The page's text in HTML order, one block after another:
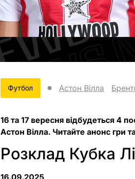
Футбол Астон Вілла
16 та 17 вересня відбудеться 4
Астон Вілла. Читайте анонс гри
Розклад Кубка